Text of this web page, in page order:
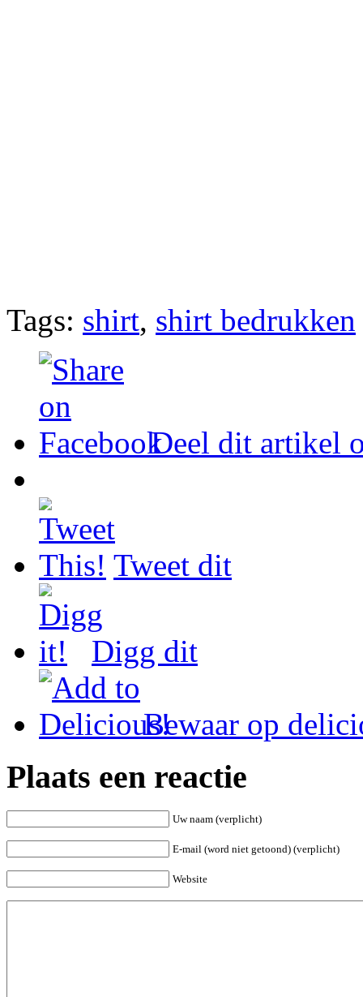
Tags: shirt, shirt bedrukken
Deel dit artikel
Tweet dit
Digg dit
Bewaar op
Plaats een reactie
Uw naam (verplicht)
E-mail (word niet getoond) (verplicht)
Website